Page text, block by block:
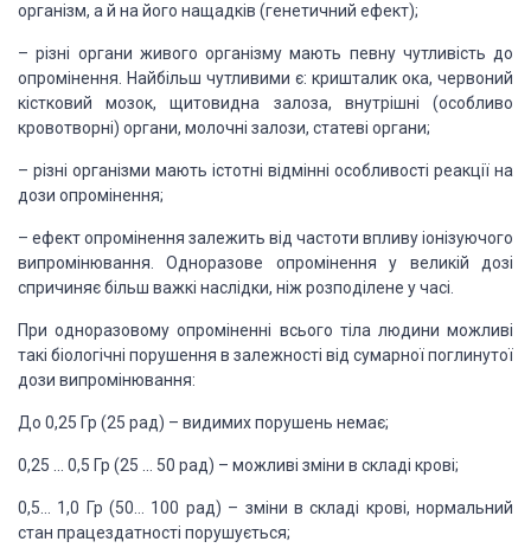
організм, а й на його нащадків (генетичний ефект);
– різні органи живого організму мають певну чутливість до
опромінення. Найбільш чутливими є: кришталик ока, червоний
кістковий мозок, щитовидна залоза, внутрішні (особливо
кровотворні) органи, молочні залози, статеві органи;
– різні організми мають істотні відмінні особливості реакції на
дози опромінення;
– ефект опромінення залежить від частоти впливу іонізуючого
випромінювання. Одноразове опромінення у великій дозі
спричиняє більш важкі наслідки, ніж розподілене у часі.
При одноразовому опроміненні всього тіла людини можливі
такі біологічні порушення в залежності від сумарної поглинутої
дози випромінювання:
До 0,25 Гр (25 рад) – видимих порушень немає;
0,25 … 0,5 Гр (25 … 50 рад) – можливі зміни в складі крові;
0,5… 1,0 Гр (50… 100 рад) – зміни в складі крові, нормальний
стан працездатності порушується;